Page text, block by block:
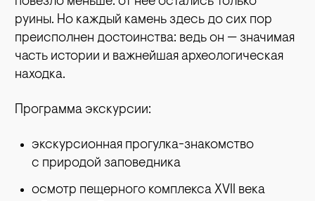
руины. Но каждый камень здесь до сих пор
преисполнен достоинства: ведь он — значимая
часть истории и важнейшая археологическая
находка.
Программа экскурсии:
экскурсионная прогулка-знакомство
с природой заповедника
осмотр пещерного комплекса XVII века